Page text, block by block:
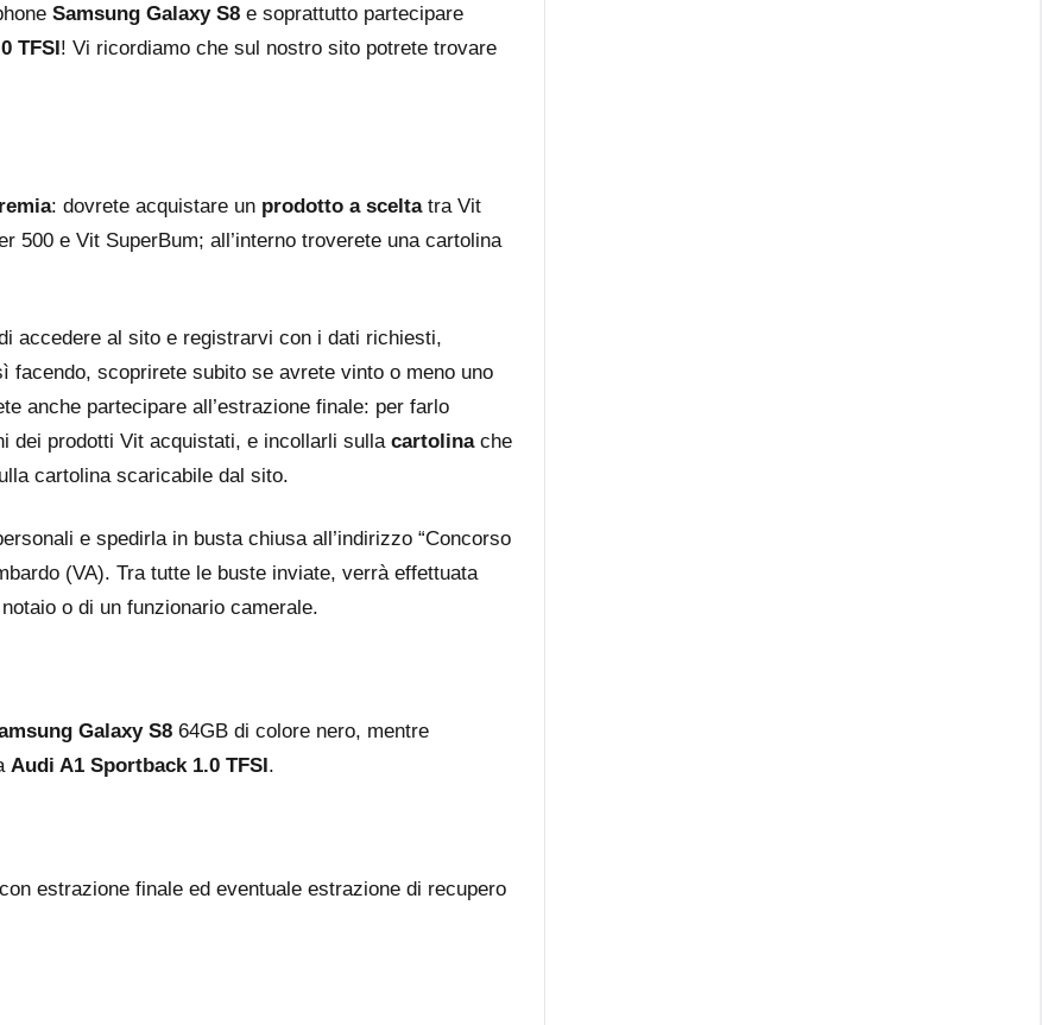
Samsung Galaxy S8 e soprattutto partecipare
TFSI! Vi ricordiamo che sul nostro sito potrete trovare
: dovrete acquistare un prodotto a sceltatra Vit
e Vit SuperBum; all’interno troverete una cartolina
accedere al sito e registrarvi con i dati richiesti,
scoprirete subito se avrete vinto o meno uno
anche partecipare all’estrazione finale: per farlo
dei prodotti Vit acquistati, e incollarli sulla cartolina che
cartolina scaricabile dal sito.
e spedirla in busta chiusa all’indirizzo “Concorso
(VA). Tra tutte le buste inviate, verrà effettuata
o di un funzionario camerale.
Galaxy S8 64GB di colore nero, mentre
Audi A1 Sportback 1.0 TFSI.
estrazione finale ed eventuale estrazione di recupero